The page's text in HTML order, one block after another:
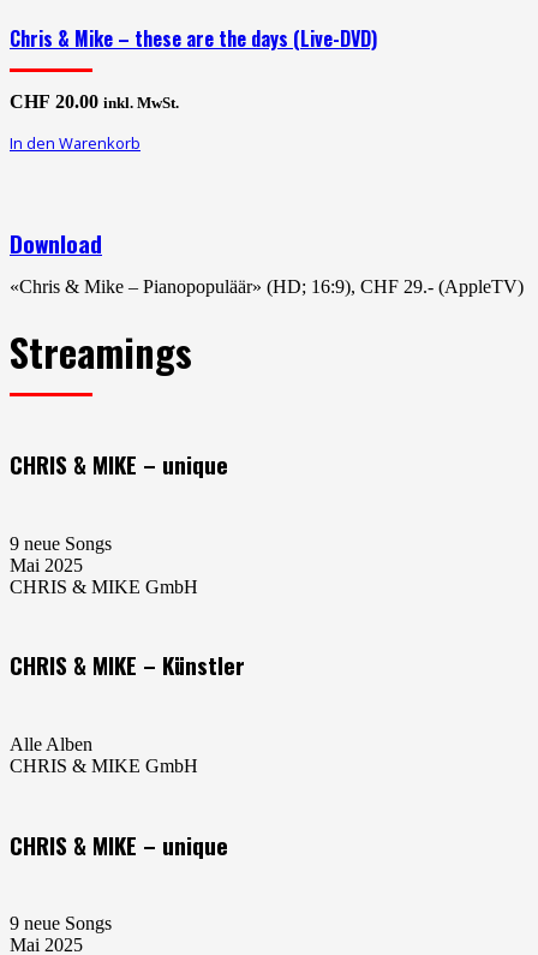
Chris & Mike – these are the days (Live-DVD)
CHF 20.00 inkl. MwSt.
In den Warenkorb
Download
«Chris & Mike – Pianopopuläär» (HD; 16:9), CHF 29.- (AppleTV)
Streamings
CHRIS & MIKE – unique
9 neue Songs
Mai 2025
CHRIS & MIKE GmbH
CHRIS & MIKE – Künstler
Alle Alben
CHRIS & MIKE GmbH
CHRIS & MIKE – unique
9 neue Songs
Mai 2025